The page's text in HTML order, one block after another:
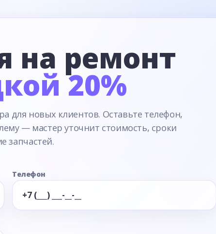
на ремонт
20%
для новых клиентов. Оставьте телефон,
— мастер уточнит стоимость, сроки
запчастей.
Телефон